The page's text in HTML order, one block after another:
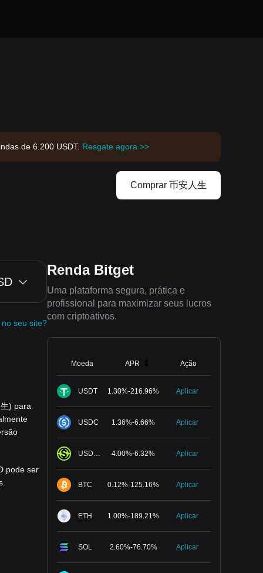
de 6.200 USDT. Resgate agora >>
Comprar 币安人生
seu site?
) para
pode ser
Renda Bitget
Uma plataforma segura, prática e
profissional para maximizar seus lucros
com criptoativos.
Moeda APR Ação
USDT 1.30%-216.96% Aplicar
USDC 1.36%-6.66% Aplicar
USDGO 4.00%-6.32% Aplicar
BTC 0.12%-125.16% Aplicar
ETH 1.00%-189.21% Aplicar
SOL 2.60%-76.70% Aplicar